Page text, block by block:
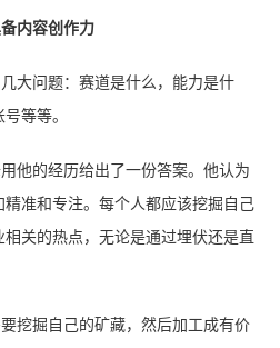
内容创作力
大问题：赛道是什么，能力是什
等等。
他的经历给出了一份答案。他认为
准和专注。每个人都应该挖掘自己
关的热点，无论是通过埋伏还是直
挖掘自己的矿藏，然后加工成有价